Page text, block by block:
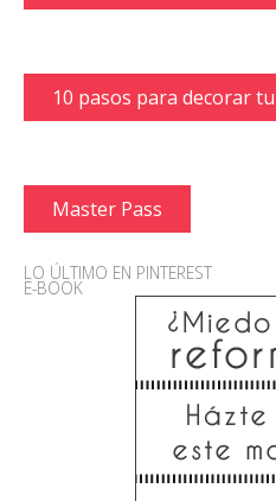
10 pasos para decorar
Master Pass
LO ÚLTIMO EN PINTEREST
E-BOOK